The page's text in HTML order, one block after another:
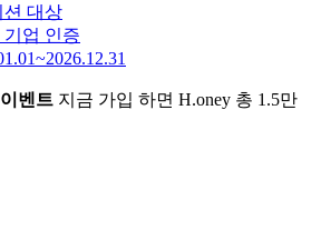
션 대상
업 인증
벤트 지금 가입 하면 H.oney 총 1.5만